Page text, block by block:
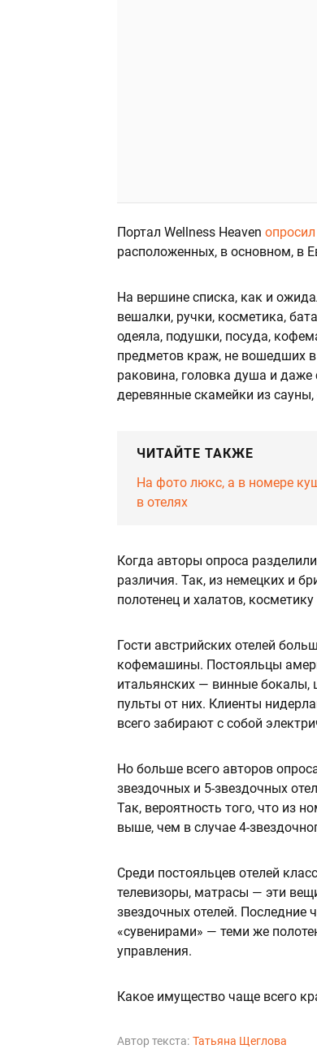
Портал Wellness Heaven опросил
расположенных, в основном, в
На вершине списка, как и
вешалки, ручки, косметика,
одеяла, подушки, посуда,
предметов краж, не вошедших
раковина, головка душа и даже
деревянные скамейки из сауны,
ЧИТАЙТЕ ТАКЖЕ
На фото люкс, а в номере
в отелях
Когда авторы опроса
различия. Так, из немецких и
полотенец и халатов,
Гости австрийских отелей
кофемашины. Постояльцы
итальянских — винные бокалы,
пульты от них. Клиенты
всего забирают с собой
Но больше всего авторов
звездочных и 5-звездочных
Так, вероятность того, что из
выше, чем в случае 4-
Среди постояльцев отелей
телевизоры, матрасы — эти
звездочных отелей.
«сувенирами» — теми же
управления.
Какое имущество чаще всего
Автор текста: Татьяна Щеглова